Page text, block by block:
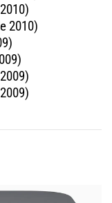
2010)